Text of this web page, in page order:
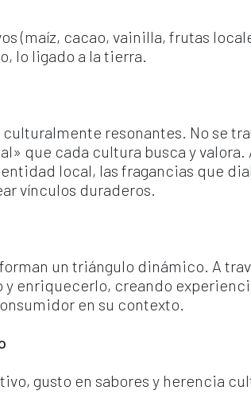
(maíz, cacao, vainilla, frutas
lo ligado a la tierra.
resonantes. No se
que cada cultura busca y valora.
local, las fragancias que
vínculos duraderos.
un triángulo dinámico. A
enriquecerlo, creando
en su contexto.
gusto en sabores y herencia